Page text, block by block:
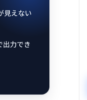
見えない
力でき